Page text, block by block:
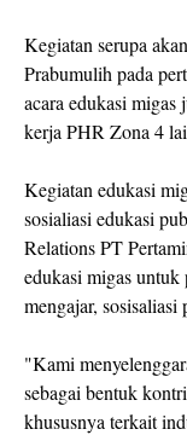
Kegiatan serupa
Prabumulih pada
acara edukasi
kerja PHR Zona 4
Kegiatan edukasi
sosialiasi edukasi
Relations PT
edukasi migas untuk
mengajar, sosisaliasi
"Kami
sebagai bentuk
khususnya terkait